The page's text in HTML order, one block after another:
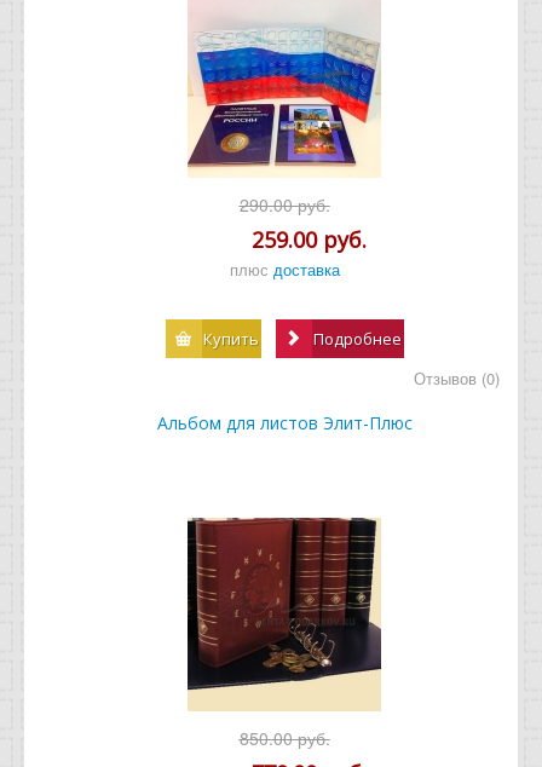
290.00 руб.
259.00 руб.
плюс доставка
Купить Подробнее
Отзывов (0)
Альбом для листов Элит-Плюс
850.00 руб.